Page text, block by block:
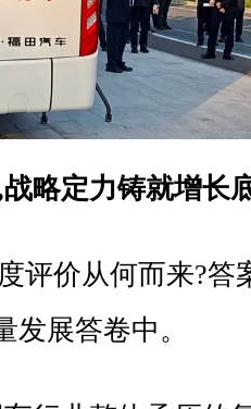
略定力铸就增长
评价从何而来?答
发展答卷中。